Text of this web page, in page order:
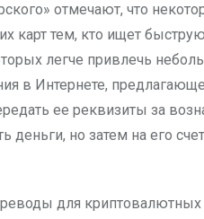
отмечают, что
карт тем, кто ищет
легче привлечь
в Интернете,
ее реквизиты за
но затем на его
для криптовалютных